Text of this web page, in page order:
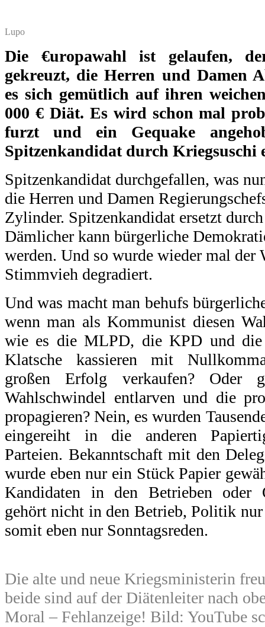
Lupo
Die €uropawahl ist gelaufen,
gekreuzt, die Herren und Damen
es sich gemütlich auf ihren
000 € Diät. Es wird schon mal
furzt und ein Gequake
Spitzenkandidat durch Kriegsuschi
Spitzenkandidat durchgefallen, was
die Herren und Damen
Zylinder. Spitzenkandidat ersetzt
Dämlicher kann bürgerliche
werden. Und so wurde wieder mal der
Stimmvieh degradiert.
Und was macht man behufs
wenn man als Kommunist diesen
wie es die MLPD, die KPD und
Klatsche kassieren mit
großen Erfolg verkaufen? Oder
Wahlschwindel entlarven und die
propagieren? Nein, es wurden
eingereiht in die anderen
Parteien. Bekanntschaft mit den
wurde eben nur ein Stück Papier
Kandidaten in den Betrieben
gehört nicht in den Betrieb, Politik
somit eben nur Sonntagsreden.
Die alte und neue Kriegsministerin
beide sind auf der Diätenleiter nach
Moral – Fehlanzeige! Bild: YouTube